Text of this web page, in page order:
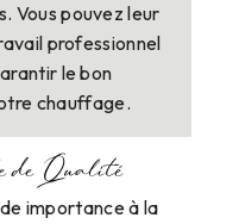
Vous pouvez leur
professionnel
le bon
chauffage.
de Qualité
importance à la